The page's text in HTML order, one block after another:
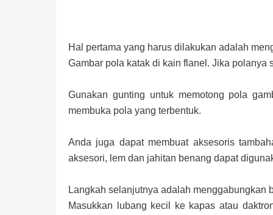
Hal pertama yang harus dilakukan adalah
Gambar pola katak di kain flanel. Jika polanya
Gunakan gunting untuk memotong pola
membuka pola yang terbentuk.
Anda juga dapat membuat aksesoris
aksesori, lem dan jahitan benang dapat
Langkah selanjutnya adalah menggabungkan
Masukkan lubang kecil ke kapas atau